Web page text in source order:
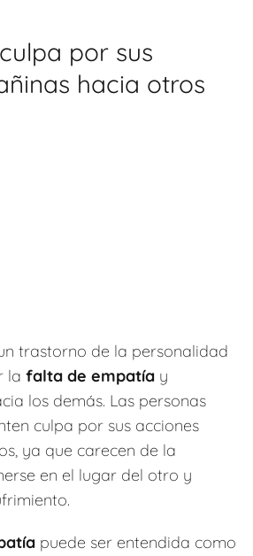
por sus
hacia otros
trastorno de la personalidad
la falta de empatía y
los demás. Las personas
culpa por sus acciones
ya que carecen de la
en el lugar del otro y
puede ser entendida como